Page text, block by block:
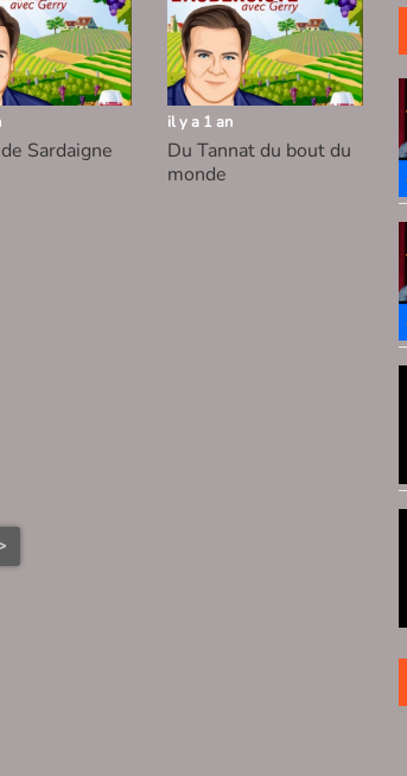
Sardaigne
il y a 1 an
Du Tannat du bout du
monde